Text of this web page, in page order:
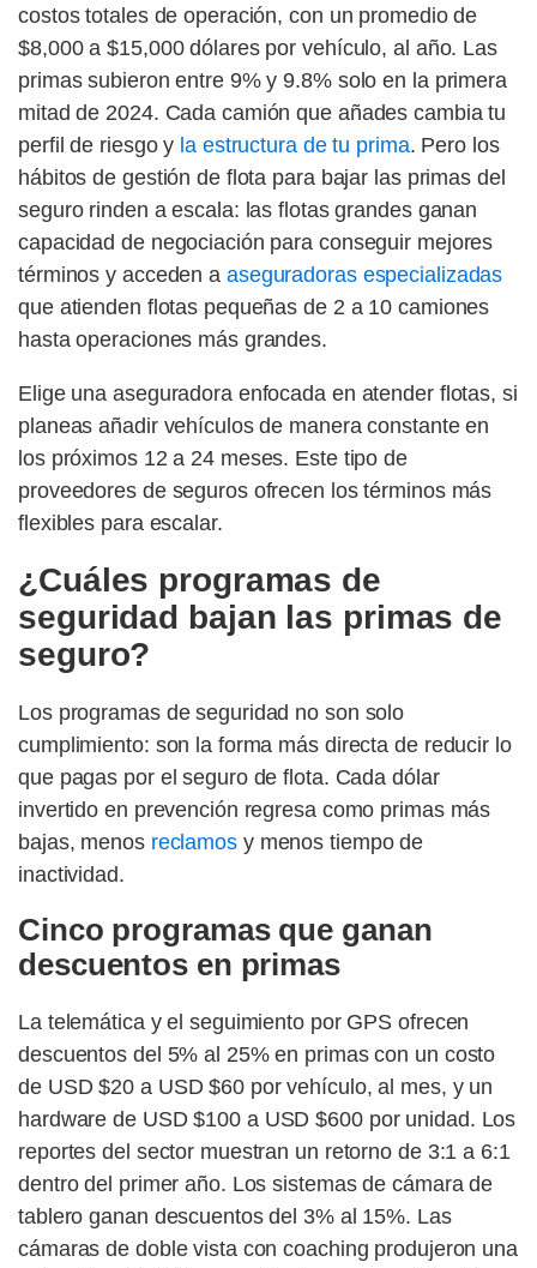
costos totales de operación, con un promedio de
$8,000 a $15,000 dólares por vehículo, al año. Las
primas subieron entre 9% y 9.8% solo en la primera
mitad de 2024. Cada camión que añades cambia tu
perfil de riesgo y la estructura de tu prima. Pero los
hábitos de gestión de flota para bajar las primas del
seguro rinden a escala: las flotas grandes ganan
capacidad de negociación para conseguir mejores
términos y acceden a aseguradoras especializadas
que atienden flotas pequeñas de 2 a 10 camiones
hasta operaciones más grandes.
Elige una aseguradora enfocada en atender flotas, si
planeas añadir vehículos de manera constante en
los próximos 12 a 24 meses. Este tipo de
proveedores de seguros ofrecen los términos más
flexibles para escalar.
¿Cuáles programas de
seguridad bajan las primas de
seguro?
Los programas de seguridad no son solo
cumplimiento: son la forma más directa de reducir lo
que pagas por el seguro de flota. Cada dólar
invertido en prevención regresa como primas más
bajas, menos reclamos y menos tiempo de
inactividad.
Cinco programas que ganan
descuentos en primas
La telemática y el seguimiento por GPS ofrecen
descuentos del 5% al 25% en primas con un costo
de USD $20 a USD $60 por vehículo, al mes, y un
hardware de USD $100 a USD $600 por unidad. Los
reportes del sector muestran un retorno de 3:1 a 6:1
dentro del primer año. Los sistemas de cámara de
tablero ganan descuentos del 3% al 15%. Las
cámaras de doble vista con coaching produjeron una